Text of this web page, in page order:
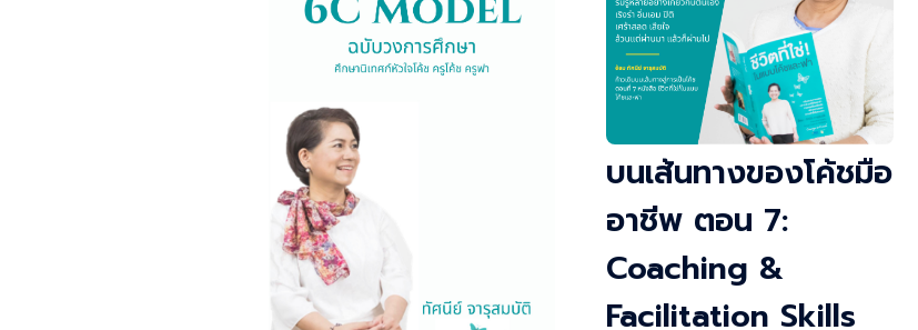
บนเส้นทางของโค้ชมือ
อาชีพ ตอน 7:
Coaching &
Facilitation Skills